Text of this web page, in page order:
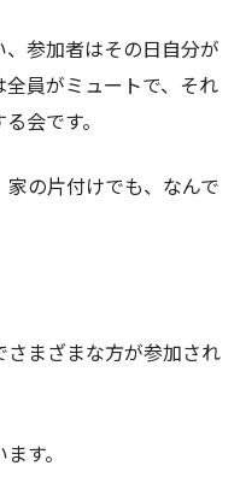
参加者はその日自分が
員がミュートで、それ
会です。
の片付けでも、なんで
さまざまな方が参加され
す。